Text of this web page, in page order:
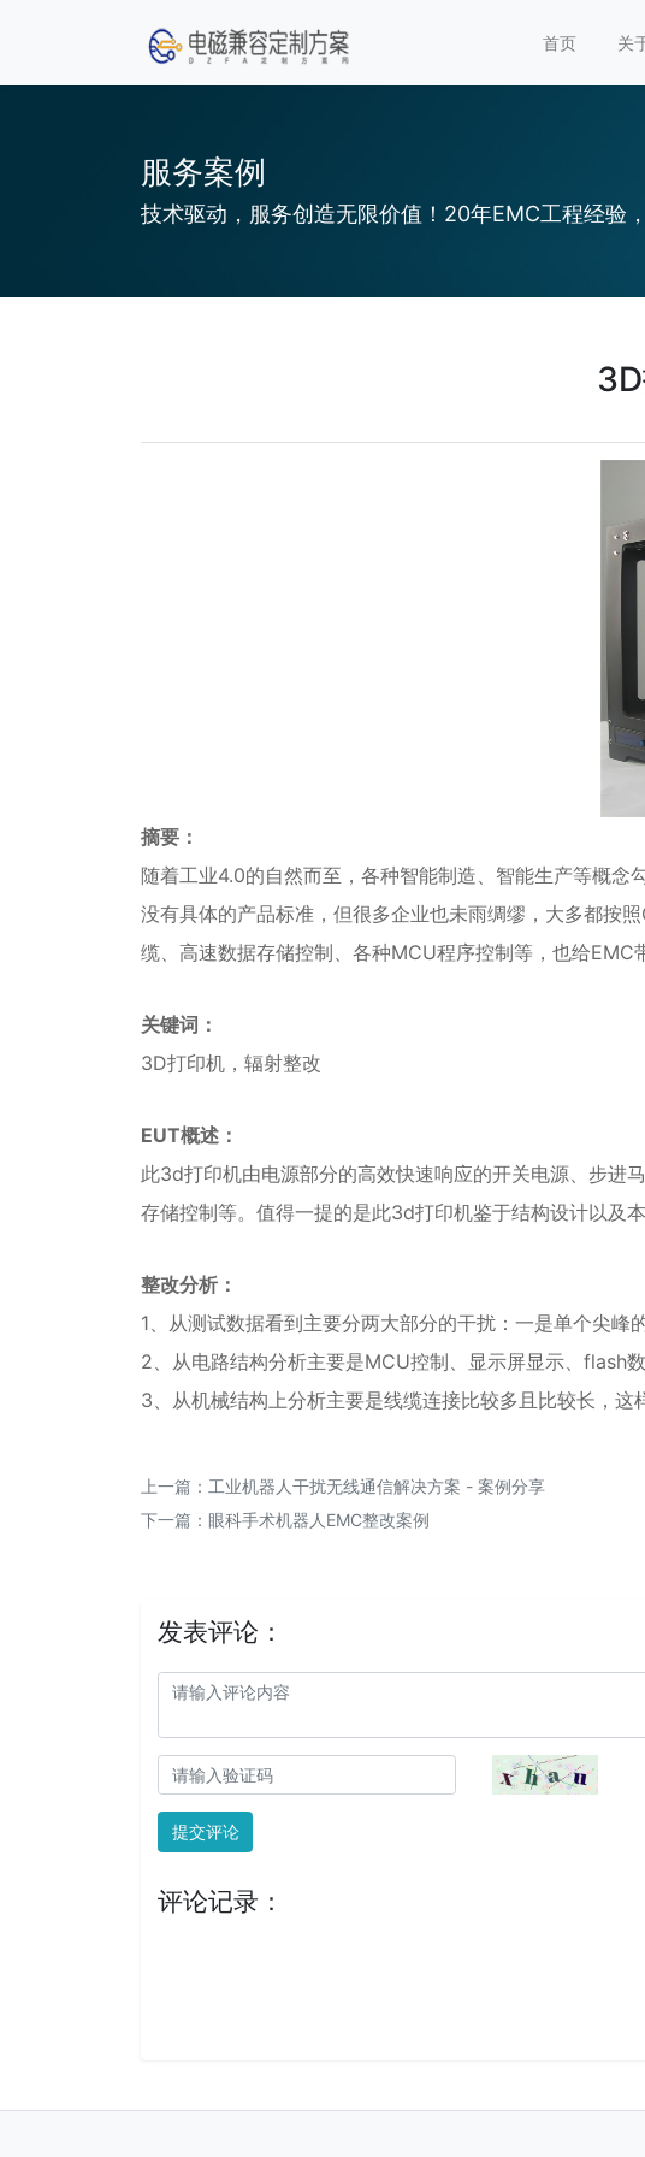
首页 关
服务案例
技术驱动，服务创造无限价值！20年EMC工程经验
摘要：
随着工业4.0的自然而至，各种智能制造、智能生产等概
没有具体的产品标准，但很多企业也未雨绸缪，大多都按
缆、高速数据存储控制、各种MCU程序控制等，也给EMC
关键词：
3D打印机，辐射整改
EUT概述：
此3d打印机由电源部分的高效快速响应的开关电源、步进
存储控制等。值得一提的是此3d打印机鉴于结构设计以及
整改分析：
1、从测试数据看到主要分两大部分的干扰：一是单个尖峰
2、从电路结构分析主要是MCU控制、显示屏显示、flash
3、从机械结构上分析主要是线缆连接比较多且比较长，
上一篇： 工业机器人干扰无线通信解决方案 - 案例分享
下一篇： 眼科手术机器人EMC整改案例
发表评论：
提交评论
评论记录：